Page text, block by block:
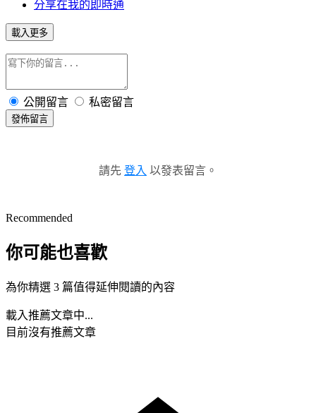
分享在我的即時通
載入更多
公開留言 私密留言
發佈留言
請先 登入 以發表留言。
Recommended
你可能也喜歡
為你精選 3 篇值得延伸閱讀的內容
載入推薦文章中...
目前沒有推薦文章